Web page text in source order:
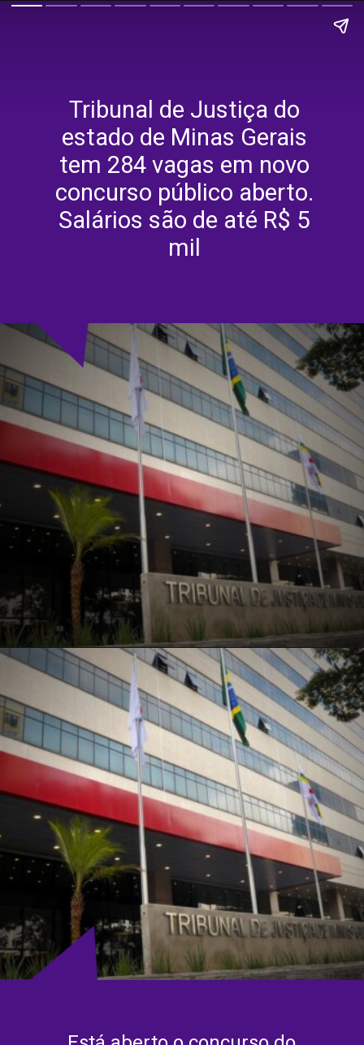
Tribunal de Justiça do
estado de Minas Gerais
tem 284 vagas em novo
concurso público aberto.
Salários são de até R$ 5
mil